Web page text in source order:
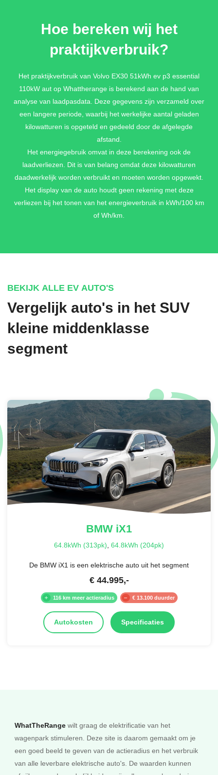
Hoe bereken wij het
praktijkverbruik?
Het praktijkverbruik van Volvo EX30 51kWh ev p3 essential
110kW aut op Whattherange is berekend aan de hand van
analyse van laadpasdata. Deze gegevens zijn verzameld over
een langere periode, waarbij het werkelijke aantal geladen
kilowatturen is opgeteld en gedeeld door de afgelegde
afstand.
Het energiegebruik omvat in deze berekening ook de
laadverliezen. Dit is van belang omdat deze kilowatturen
daadwerkelijk worden verbruikt en moeten worden opgewekt.
Het display van de auto houdt geen rekening met deze
verliezen bij het tonen van het energieverbruik in kWh/100 km
of Wh/km.
BEKIJK ALLE EV AUTO'S
Vergelijk auto's in het SUV
kleine middenklasse
segment
BMW iX1
64.8kWh (313pk), 64.8kWh (204pk)
De BMW iX1 is een elektrische auto uit het segment
€ 44.995,-
116 km meer actieradius € 13.100 duurder
Autokosten Specificaties
WhatTheRange wilt graag de elektrificatie van het
wagenpark stimuleren. Deze site is daarom gemaakt om je
een goed beeld te geven van de actieradius en het verbruik
van alle leverbare elektrische auto's. De waarden kunnen